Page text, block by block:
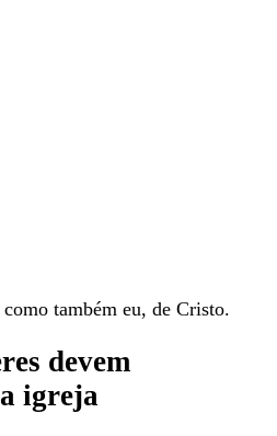
como também eu, de Cristo.
devem
igreja